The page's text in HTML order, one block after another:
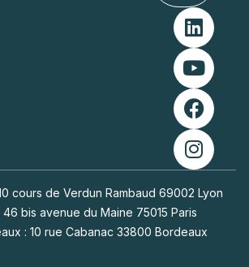
cours de Verdun Rambaud 69002 Lyon
bis avenue du Maine 75015 Paris
: 10 rue Cabanac 33800 Bordeaux